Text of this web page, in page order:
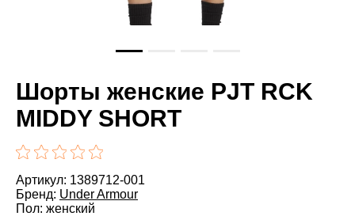
Шорты женские PJT RCK
MIDDY SHORT
Артикул: 1389712-001
Бренд: Under Armour
Пол: женский